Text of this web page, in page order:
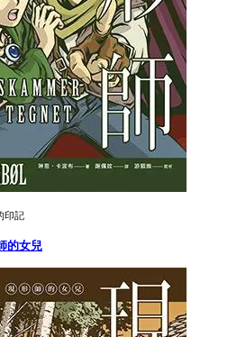
印記
的女兒